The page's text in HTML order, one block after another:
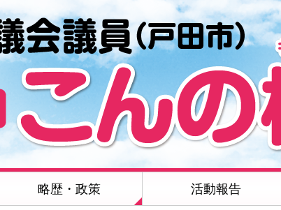
略歴・政策 活動報告